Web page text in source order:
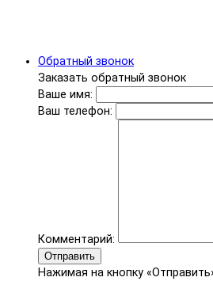
Обратный звонок
Заказать обратный звонок
Ваше имя:
Ваш телефон:
Комментарий:
Отправить
Нажимая на кнопку